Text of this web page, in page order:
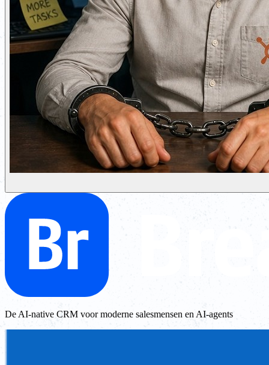
De AI-native CRM voor moderne salesmensen en AI-agents